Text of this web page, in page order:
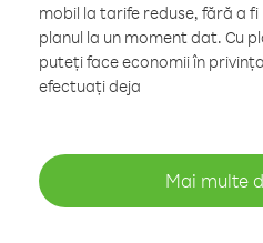
mobil la tarife reduse, fără a
planul la un moment dat. Cu
puteți face economii în
efectuați deja
Mai multe